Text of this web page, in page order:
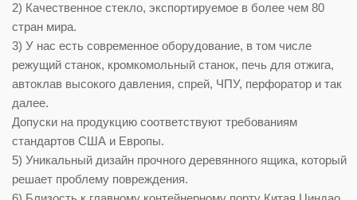
2) Качественное стекло, экспортируемое в более чем 80
стран мира.
3) У нас есть современное оборудование, в том числе
режущий станок, кромкомольный станок, печь для отжига,
автоклав высокого давления, спрей, ЧПУ, перфоратор и так
далее.
Допуски на продукцию соответствуют требованиям
стандартов США и Европы.
5) Уникальный дизайн прочного деревянного ящика, который
решает проблему повреждения.